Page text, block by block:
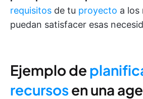
requisitos de tu proyecto a los
puedan satisfacer esas
Ejemplo de
recursosen una